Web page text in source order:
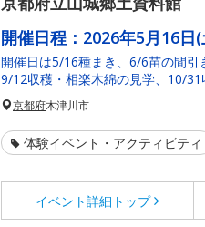
開催日程： 2026年5月16日
開催日は5/16種まき、6/6苗の間引
9/12収穫・相楽木綿の見学、10/
京都府木津川市
体験イベント・アクティビティ
イベント詳細 トップ